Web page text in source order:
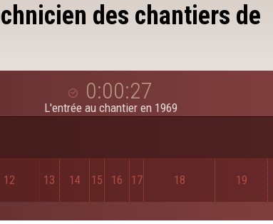
des chantiers de
0:00:27
L'entrée au chantier en 1969
12 13 14 15 16 17 18 19